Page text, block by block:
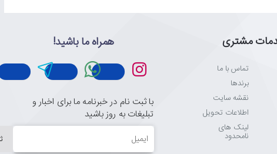
مشتری
تماس با ما
برندها
نقشه سایت
اطلاعات تحویل
لینک های
نامحدود
همراه ما باشید!
با ثبت نام در خبرنامه ما برای اخبار و
تبلیغات به روز باشید
ایمیل